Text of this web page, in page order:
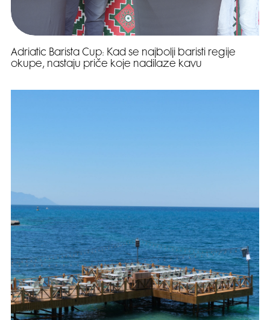
Adriatic Barista Cup: Kad se najbolji baristi regije
okupe, nastaju priče koje nadilaze kavu